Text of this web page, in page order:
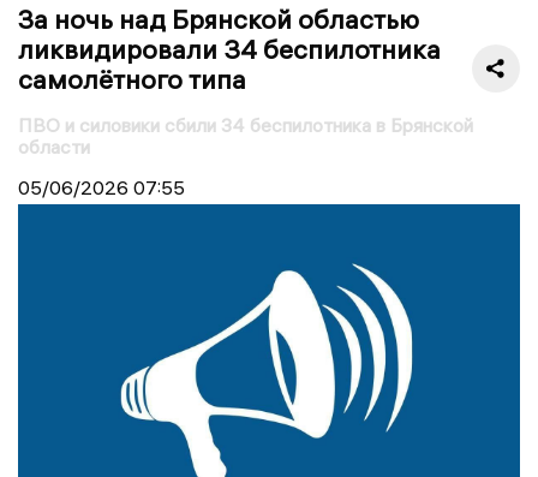
За ночь над Брянской областью
ликвидировали 34 беспилотника
самолётного типа
ПВО и силовики сбили 34 беспилотника в Брянской
области
05/06/2026 07:55